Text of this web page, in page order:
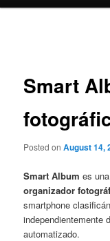
Smart
Posted onAugust 14,
Smart Album es
organizador
smartphone
independientemente
automatizado.